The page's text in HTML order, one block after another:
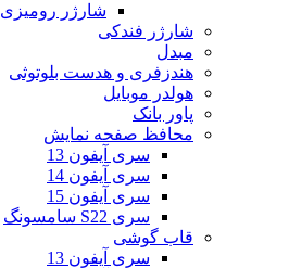
شارژر رومیزی
شارژر فندکی
مبدل
هندزفری و هدست بلوتوثی
هولدر موبایل
پاور بانک
محافظ صفحه نمایش
سری آیفون 13
سری آیفون 14
سری آیفون 15
سری S22 سامسونگ
قاب گوشی
سری آیفون 13